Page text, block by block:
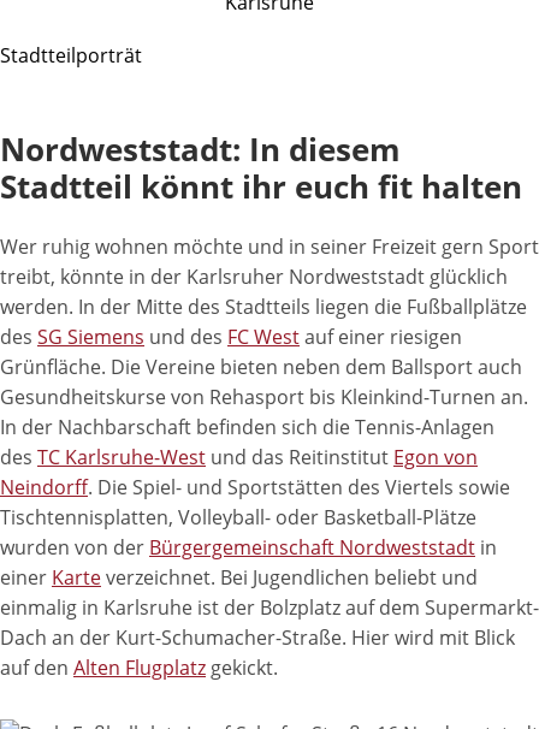
Stadtteilporträt
Nordweststadt: In diesem
Stadtteil könnt ihr euch fit halten
Wer ruhig wohnen möchte und in seiner Freizeit gern Sport
treibt, könnte in der Karlsruher Nordweststadt glücklich
werden. In der Mitte des Stadtteils liegen die Fußballplätze
des SG Siemens und des FC Westauf einer riesigen
Grünfläche. Die Vereine bieten neben dem Ballsport auch
Gesundheitskurse von Rehasport bis Kleinkind-Turnen an.
In der Nachbarschaft befinden sich die Tennis-Anlagen
des TC Karlsruhe-West und das Reitinstitut Egon von
Neindorff. Die Spiel- und Sportstätten des Viertels sowie
Tischtennisplatten, Volleyball- oder Basketball-Plätze
wurden von der Bürgergemeinschaft Nordweststadt in
einer Karteverzeichnet. Bei Jugendlichen beliebt und
einmalig in Karlsruhe ist der Bolzplatz auf dem Supermarkt-
Dach an der Kurt-Schumacher-Straße. Hier wird mit Blick
auf den Alten Flugplatz gekickt.